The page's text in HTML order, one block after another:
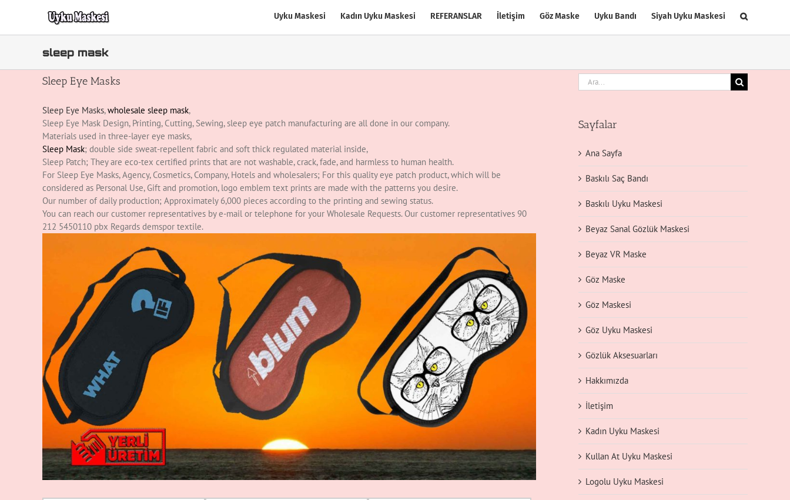
Uyku Maskesi Kadın Uyku Maskesi REFERANSLAR İletişim Göz Maske Uyku Bandı Siyah Uyku Maskesi
sleep mask
Sleep Eye Masks
Sleep Eye Masks,wholesale sleep mask,
Sleep Eye Mask Design, Printing, Cutting, Sewing, sleep eye patch manufacturing are all done in our company.
Materials used in three-layer eye masks,
Sleep Mask; double side sweat-repellent fabric and soft thick regulated material inside,
Sleep Patch; They are eco-tex certified prints that are not washable, crack, fade, and harmless to human health.
For Sleep Eye Masks, Agency, Cosmetics, Company, Hotels and wholesalers; For this quality eye patch product, which will be
considered as Personal Use, Gift and promotion, logo emblem text prints are made with the patterns you desire.
Our number of daily production; Approximately 6,000 pieces according to the printing and sewing status.
You can reach our customer representatives by e-mail or telephone for your Wholesale Requests. Our customer representatives 90
212 5450110 pbx Regards demspor textile.
Ara:
Sayfalar
Ana Sayfa
Baskılı Saç Bandı
Baskılı Uyku Maskesi
Beyaz Sanal Gözlük Maskesi
Beyaz VR Maske
Göz Maske
Göz Maskesi
Göz Uyku Maskesi
Gözlük Aksesuarları
Hakkımızda
İletişim
Kadın Uyku Maskesi
Kullan At Uyku Maskesi
Logolu Uyku Maskesi